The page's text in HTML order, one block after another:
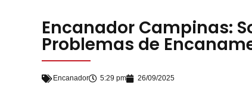
Encanador Campinas:
Problemas de
Encanador 5:29 pm 26/09/2025